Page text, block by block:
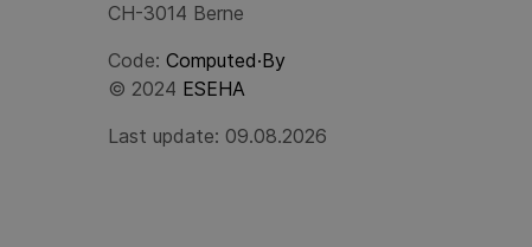
CH-3014 Berne
Code: Computed·By
© 2024 ESEHA
Last update: 09.08.2026